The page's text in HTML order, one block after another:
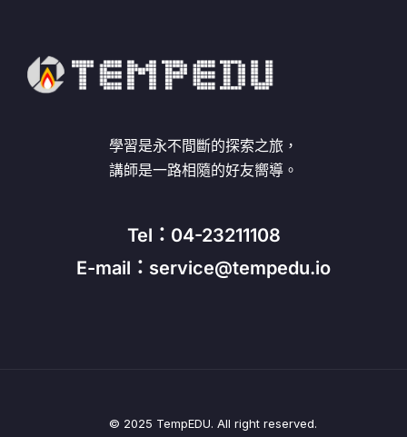
學習是永不間斷的探索之旅，
講師是一路相隨的好友嚮導。
Tel：04-23211108
E-mail：service@tempedu.io
© 2025 TempEDU. All right reserved.